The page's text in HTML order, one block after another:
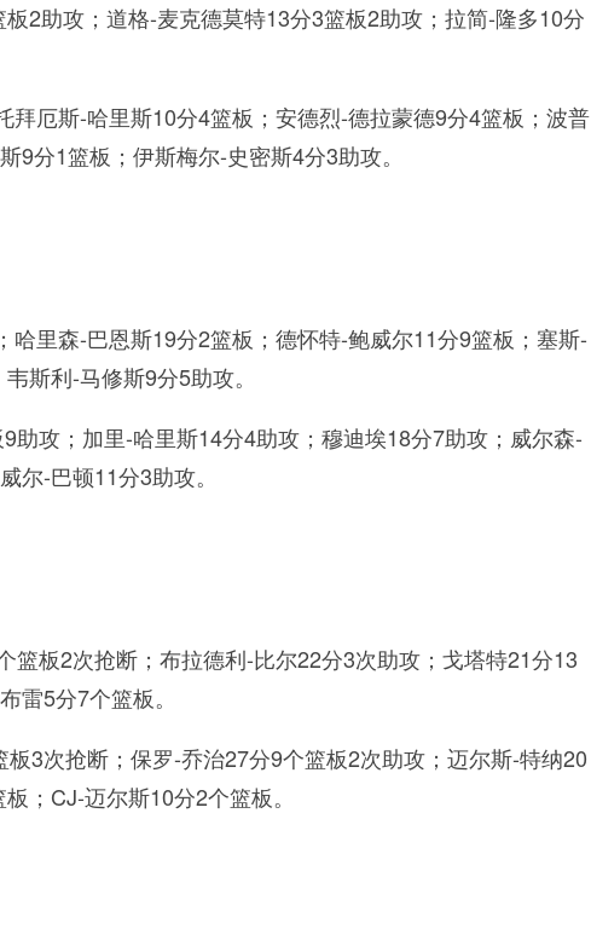
2助攻；道格-麦克德莫特13分3篮板2助攻；拉简-隆多10分
拜厄斯-哈里斯10分4篮板；安德烈-德拉蒙德9分4篮板；波普
分1篮板；伊斯梅尔-史密斯4分3助攻。
里森-巴恩斯19分2篮板；德怀特-鲍威尔11分9篮板；塞斯-
斯利-马修斯9分5助攻。
助攻；加里-哈里斯14分4助攻；穆迪埃18分7助攻；威尔森-
尔-巴顿11分3助攻。
篮板2次抢断；布拉德利-比尔22分3次助攻；戈塔特21分13
雷5分7个篮板。
3次抢断；保罗-乔治27分9个篮板2次助攻；迈尔斯-特纳20
；CJ-迈尔斯10分2个篮板。